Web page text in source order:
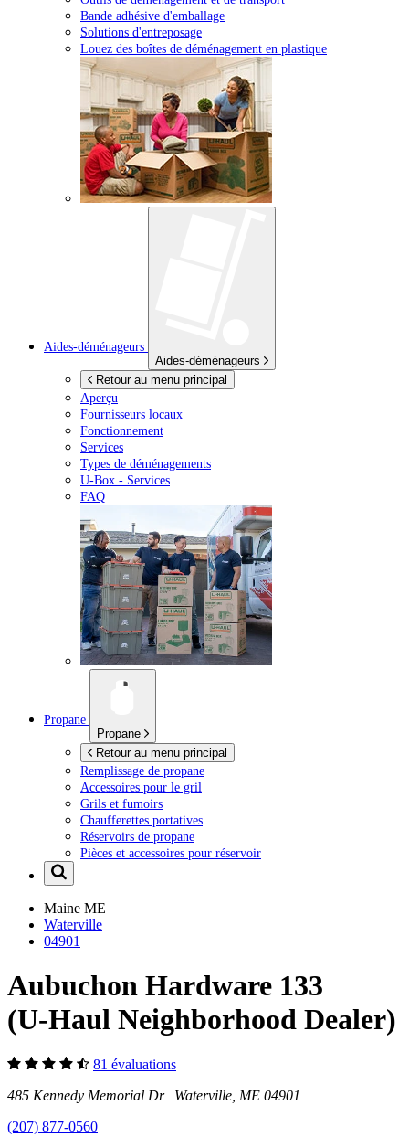
Bande adhésive d'emballage
Solutions d'entreposage
Louez des boîtes de déménagement en plastique
Aides-déménageurs
Aides-déménageurs
Retour au menu principal
Aperçu
Fournisseurs locaux
Fonctionnement
Services
Types de déménagements
U-Box - Services
FAQ
Propane
Propane
Retour au menu principal
Remplissage de propane
Accessoires pour le gril
Grils et fumoirs
Chaufferettes portatives
Réservoirs de propane
Pièces et accessoires pour réservoir
Maine ME
Waterville
04901
Aubuchon Hardware 133
(U-Haul Neighborhood Dealer)
81 évaluations
485 Kennedy Memorial Dr Waterville, ME 04901
(207) 877-0560